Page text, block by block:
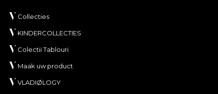
Collecties
KINDERCOLLECTIES
Colectii Tablouri
Maak uw product
VLADIØLOGY